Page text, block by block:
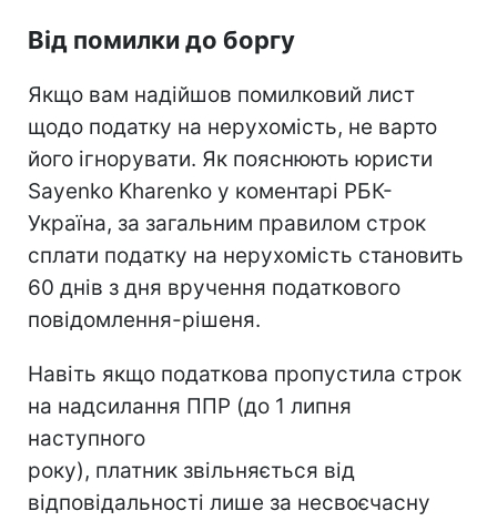
Від помилки до боргу
Якщо вам надійшов помилковий лист
щодо податку на нерухомість, не варто
його ігнорувати. Як пояснюють юристи
Sayenko Kharenko у коментарі РБК-
Україна, за загальним правилом строк
сплати податку на нерухомість становить
60 днів з дня вручення податкового
повідомлення-рішеня.
Навіть якщо податкова пропустила строк
на надсилання ППР (до 1 липня
наступного
року), платник звільняється від
відповідальності лише за несвоєчасну